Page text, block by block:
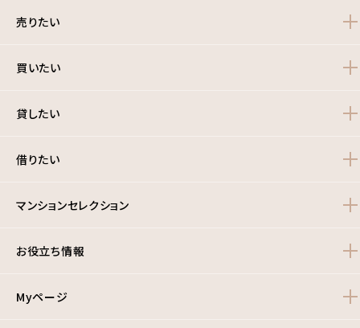
売りたい
買いたい
貸したい
借りたい
マンションセレクション
お役立ち情報
Myページ